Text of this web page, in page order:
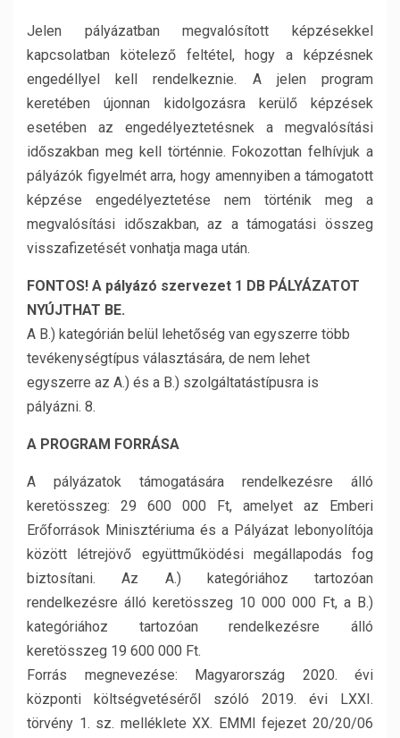
Jelen pályázatban megvalósított képzésekkel
kapcsolatban kötelező feltétel, hogy a képzésnek
engedéllyel kell rendelkeznie. A jelen program
keretében újonnan kidolgozásra kerülő képzések
esetében az engedélyeztetésnek a megvalósítási
időszakban meg kell történnie. Fokozottan felhívjuk a
pályázók figyelmét arra, hogy amennyiben a támogatott
képzése engedélyeztetése nem történik meg a
megvalósítási időszakban, az a támogatási összeg
visszafizetését vonhatja maga után.
FONTOS! A pályázó szervezet 1 DB PÁLYÁZATOT
NYÚJTHAT BE.
A B.) kategórián belül lehetőség van egyszerre több
tevékenységtípus választására, de nem lehet
egyszerre az A.) és a B.) szolgáltatástípusra is
pályázni. 8.
A PROGRAM FORRÁSA
A pályázatok támogatására rendelkezésre álló
keretösszeg: 29 600 000 Ft, amelyet az Emberi
Erőforrások Minisztériuma és a Pályázat lebonyolítója
között létrejövő együttműködési megállapodás fog
biztosítani. Az A.) kategóriához tartozóan
rendelkezésre álló keretösszeg 10 000 000 Ft, a B.)
kategóriához tartozóan rendelkezésre álló
keretösszeg 19 600 000 Ft.
Forrás megnevezése: Magyarország 2020. évi
központi költségvetéséről szóló 2019. évi LXXI.
törvény 1. sz. melléklete XX. EMMI fejezet 20/20/06